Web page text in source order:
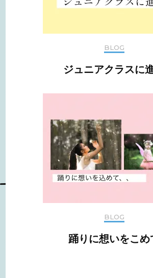
BLOG
ジュニアクラスに
BLOG
踊りに想いをこめ